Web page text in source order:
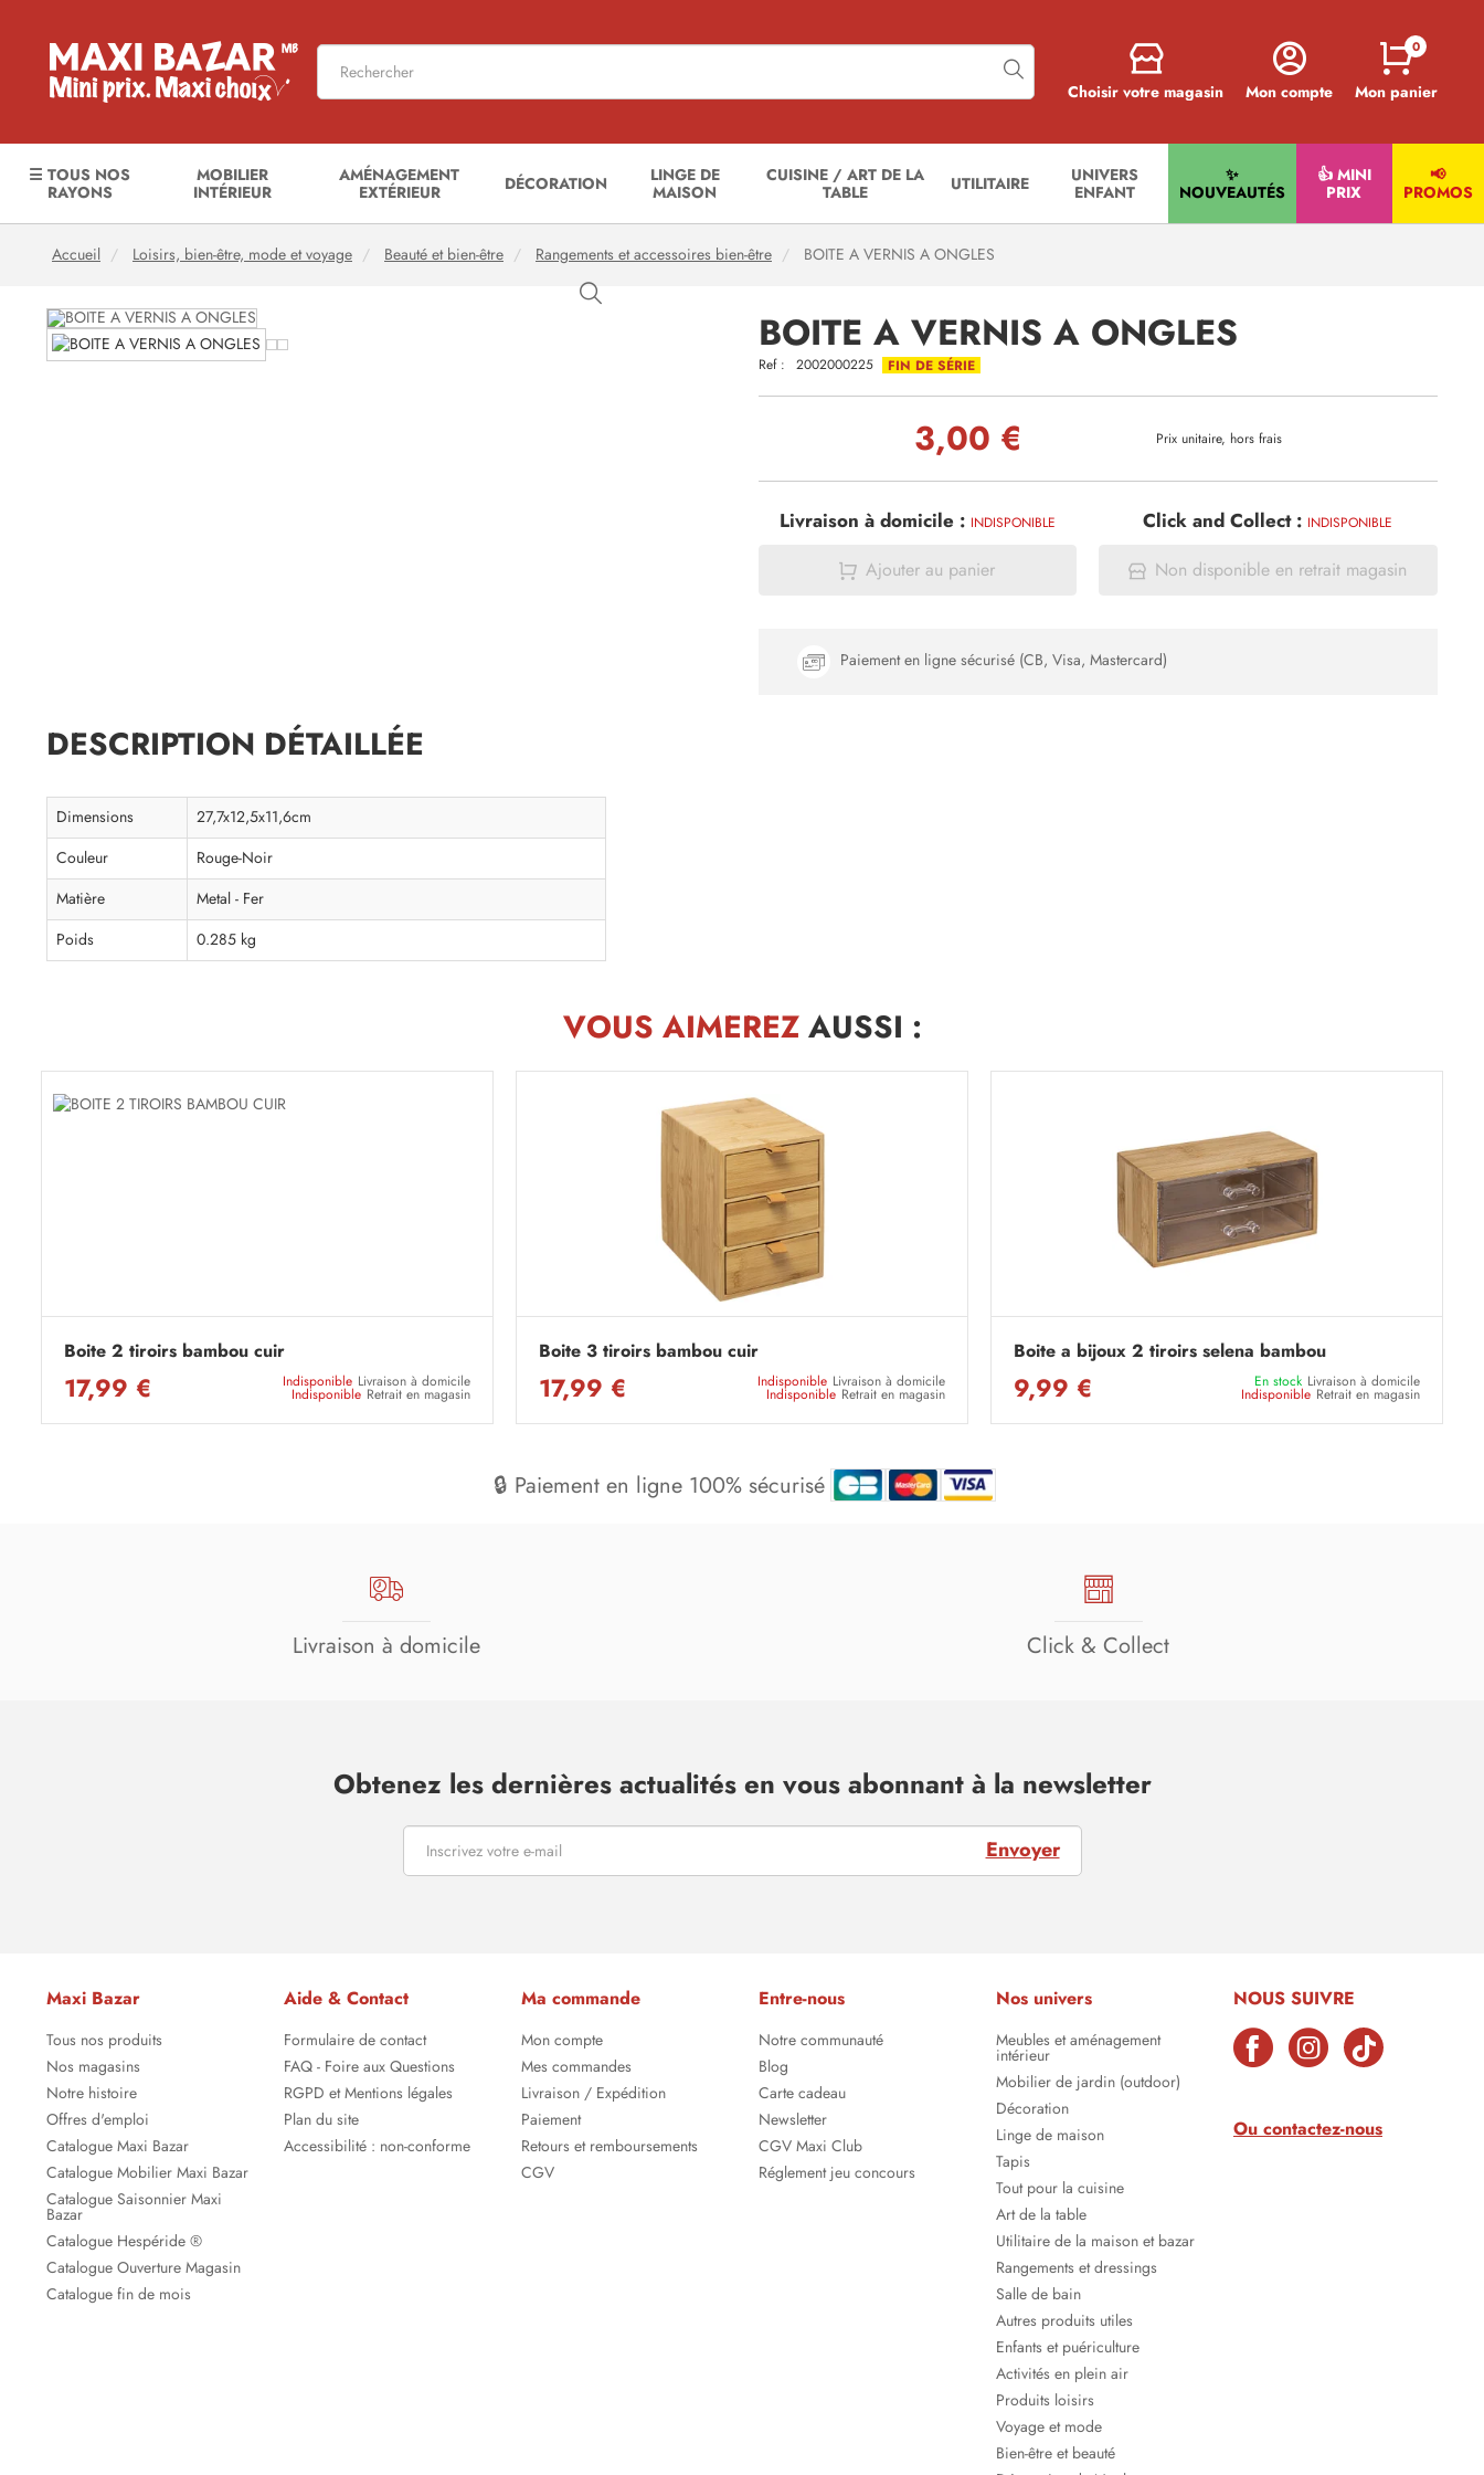
Choisir votre magasin Mon compte Mon panier
0
☰ TOUS NOS
RAYONS
MOBILIER
INTÉRIEUR
AMÉNAGEMENT
EXTÉRIEUR
DÉCORATION
LINGE DE
MAISON
CUISINE / ART DE LA
TABLE
UTILITAIRE
UNIVERS
ENFANT
✨
NOUVEAUTÉS
👍 MINI
PRIX
📢
PROMOS
Accueil Loisirs, bien-être, mode et voyage Beauté et bien-être Rangements et accessoires bien-être BOITE A VERNIS A ONGLES
BOITE A VERNIS A ONGLES
Ref : 2002000225 FIN DE SÉRIE
3,00 € Prix unitaire, hors frais
Livraison à domicile : INDISPONIBLE
Ajouter au panier
Click and Collect : INDISPONIBLE
Non disponible en retrait magasin
Paiement en ligne sécurisé (CB, Visa, Mastercard)
DESCRIPTION DÉTAILLÉE
Dimensions
27,7x12,5x11,6cm
Couleur
Rouge-Noir
Matière
Metal - Fer
Poids
0.285 kg
VOUS AIMEREZAUSSI :
Boite 2 tiroirs bambou cuir
17,99 € Indisponible Livraison à domicile
Indisponible Retrait en magasin
Boite 3 tiroirs bambou cuir
17,99 € Indisponible Livraison à domicile
Indisponible Retrait en magasin
Boite a bijoux 2 tiroirs selena bambou
9,99 € En stock Livraison à domicile
Indisponible Retrait en magasin
🔒 Paiement en ligne 100% sécurisé
Livraison à domicile Click & Collect
Obtenez les dernières actualités en vous abonnant à la newsletter
Envoyer
Maxi Bazar
Tous nos produits
Nos magasins
Notre histoire
Offres d'emploi
Catalogue Maxi Bazar
Catalogue Mobilier Maxi Bazar
Catalogue Saisonnier Maxi
Bazar
Catalogue Hespéride ®
Catalogue Ouverture Magasin
Catalogue fin de mois
Aide & Contact
Formulaire de contact
FAQ - Foire aux Questions
RGPD et Mentions légales
Plan du site
Accessibilité : non-conforme
Ma commande
Mon compte
Mes commandes
Livraison / Expédition
Paiement
Retours et remboursements
CGV
Entre-nous
Notre communauté
Blog
Carte cadeau
Newsletter
CGV Maxi Club
Réglement jeu concours
Nos univers
Meubles et aménagement
intérieur
Mobilier de jardin (outdoor)
Décoration
Linge de maison
Tapis
Tout pour la cuisine
Art de la table
Utilitaire de la maison et bazar
Rangements et dressings
Salle de bain
Autres produits utiles
Enfants et puériculture
Activités en plein air
Produits loisirs
Voyage et mode
Bien-être et beauté
NOUS SUIVRE
Ou contactez-nous